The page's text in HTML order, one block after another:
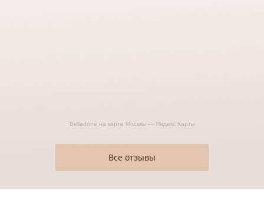
Belladone на карте Москвы — Яндекс Карты
Все отзывы